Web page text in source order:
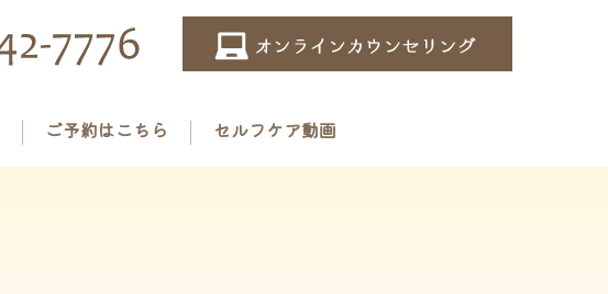
ご予約はこちら セルフケア動画